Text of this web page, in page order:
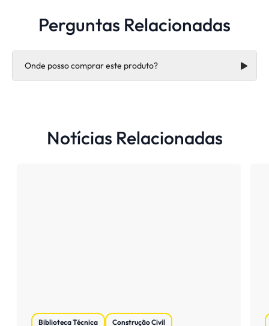
Perguntas Relacionadas
Onde posso comprar este produto?
https://hard.com.br/contato
Notícias Relacionadas
Biblioteca Técnica Construção Civil